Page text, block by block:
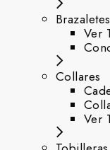
Brazaletes
Ver
Collares
Ver